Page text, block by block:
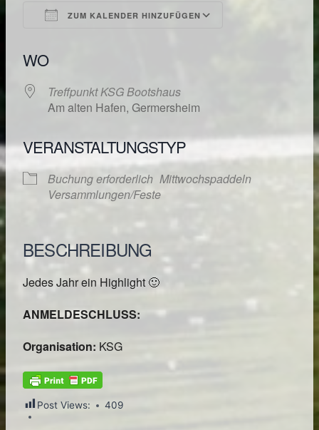
ZUM KALENDER HINZUFÜGEN
WO
Treffpunkt KSG Bootshaus
Am alten Hafen, Germersheim
VERANSTALTUNGSTYP
Buchung erforderlich Mittwochspaddeln
Versammlungen/Feste
BESCHREIBUNG
Jedes Jahr ein Highlight 🙂
ANMELDESCHLUSS:
Organisation: KSG
Post Views: 409